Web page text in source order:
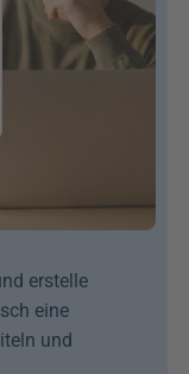
erstelle
eine
und